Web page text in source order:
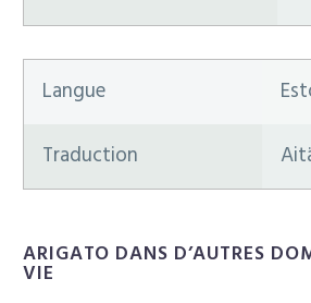
Langue
Traduction
ARIGATO DANS D’AUTRES
VIE